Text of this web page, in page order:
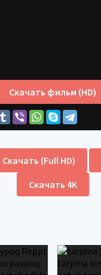
Скачать фильм (HD)
Скачать (Full HD)
Скачать 4K